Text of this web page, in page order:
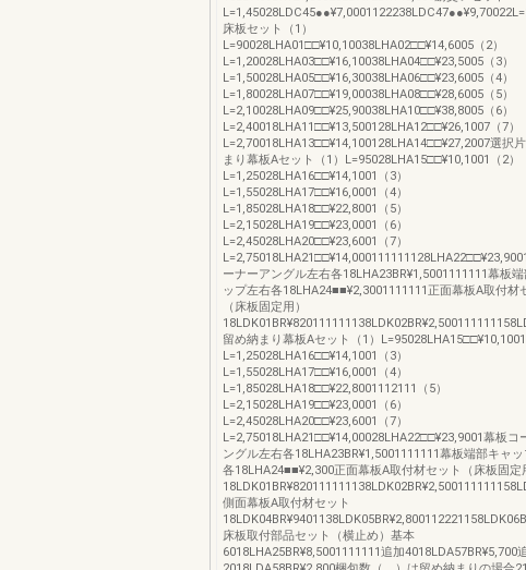
床板セット（1）
L=90028LHA01□□¥10,10038LHA02□□¥14,6005（2）
L=1,20028LHA03□□¥16,10038LHA04□□¥23,5005（3）
L=1,50028LHA05□□¥16,30038LHA06□□¥23,6005（4）
L=1,80028LHA07□□¥19,00038LHA08□□¥28,6005（5）
L=2,10028LHA09□□¥25,90038LHA10□□¥38,8005（6）
L=2,40018LHA11□□¥13,500128LHA12□□¥26,1007（7）
L=2,70018LHA13□□¥14,100128LHA14□□¥27,2007選択
まり幕板Aセット（1）L=95028LHA15□□¥10,1001（2）
L=1,25028LHA16□□¥14,1001（3）
L=1,55028LHA17□□¥16,0001（4）
L=1,85028LHA18□□¥22,8001（5）
L=2,15028LHA19□□¥23,0001（6）
L=2,45028LHA20□□¥23,6001（7）
ーナーアングル左右各18LHA23BR¥1,5001111111幕板端
ップ左右各18LHA24■■¥2,3001111111正面幕板A取付材
（床板固定用）
留め納まり幕板Aセット（1）L=95028LHA15□□¥10,1001
L=1,25028LHA16□□¥14,1001（3）
L=1,55028LHA17□□¥16,0001（4）
L=1,85028LHA18□□¥22,8001112111（5）
L=2,15028LHA19□□¥23,0001（6）
L=2,45028LHA20□□¥23,6001（7）
L=2,75018LHA21□□¥14,00028LHA22□□¥23,9001幕板コ
ングル左右各18LHA23BR¥1,5001111111幕板端部キャ
各18LHA24■■¥2,300正面幕板A取付材セット（床板固定
側面幕板A取付材セット
床板取付部品セット（横止め）基本
6018LHA25BR¥8,5001111111追加4018LDA57BR¥5,700